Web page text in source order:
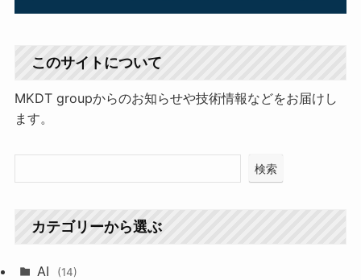
このサイトについて
MKDT groupからのお知らせや技術情報などをお届けし
ます。
検索
カテゴリーから選ぶ
AI (14)